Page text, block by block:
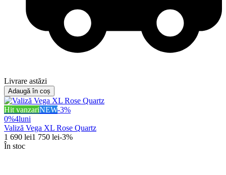
Livrare astăzi
Adaugă în coș
Hit vanzariNEW-3%
0%4luni
Valiză Vega XL Rose Quartz
1 690 lei1 750 lei-3%
În stoc